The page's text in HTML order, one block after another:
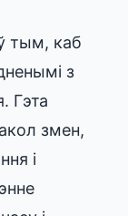
тым, каб
з
Гэта
змен,
і